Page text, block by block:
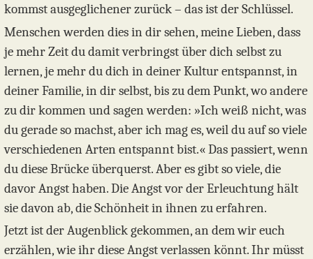
kommst ausgeglichener zurück – das ist der Schlüssel.
Menschen werden dies in dir sehen, meine Lieben, dass
je mehr Zeit du damit verbringst über dich selbst zu
lernen, je mehr du dich in deiner Kultur entspannst, in
deiner Familie, in dir selbst, bis zu dem Punkt, wo andere
zu dir kommen und sagen werden: »Ich weiß nicht, was
du gerade so machst, aber ich mag es, weil du auf so viele
verschiedenen Arten entspannt bist.« Das passiert, wenn
du diese Brücke überquerst. Aber es gibt so viele, die
davor Angst haben. Die Angst vor der Erleuchtung hält
sie davon ab, die Schönheit in ihnen zu erfahren.
Jetzt ist der Augenblick gekommen, an dem wir euch
erzählen, wie ihr diese Angst verlassen könnt. Ihr müsst